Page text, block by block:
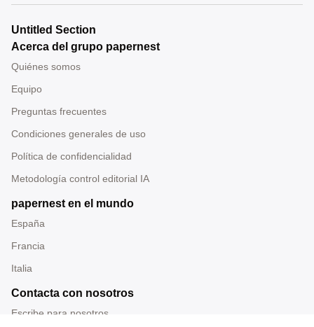
Untitled Section
Acerca del grupo papernest
Quiénes somos
Equipo
Preguntas frecuentes
Condiciones generales de uso
Política de confidencialidad
Metodología control editorial IA
papernest en el mundo
España
Francia
Italia
Contacta con nosotros
Escribe para nosotros